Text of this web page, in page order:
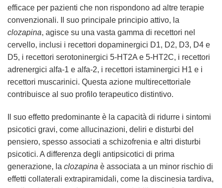
efficace per pazienti che non rispondono ad altre terapie
convenzionali. Il suo principale principio attivo, la
clozapina, agisce su una vasta gamma di recettori nel
cervello, inclusi i recettori dopaminergici D1, D2, D3, D4 e
D5, i recettori serotoninergici 5-HT2A e 5-HT2C, i recettori
adrenergici alfa-1 e alfa-2, i recettori istaminergici H1 e i
recettori muscarinici. Questa azione multirecettoriale
contribuisce al suo profilo terapeutico distintivo.
Il suo effetto predominante è la capacità di ridurre i sintomi
psicotici gravi, come allucinazioni, deliri e disturbi del
pensiero, spesso associati a schizofrenia e altri disturbi
psicotici. A differenza degli antipsicotici di prima
generazione, la clozapina è associata a un minor rischio di
effetti collaterali extrapiramidali, come la discinesia tardiva,